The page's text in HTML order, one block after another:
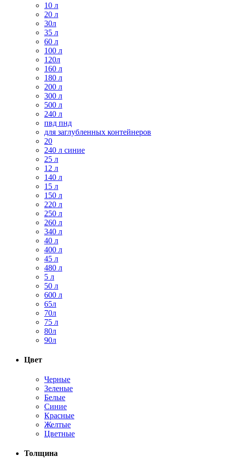
10 л
20 л
30л
35 л
60 л
100 л
120л
160 л
180 л
200 л
300 л
500 л
240 л
пвд пнд
для заглубленных контейнеров
20
240 л синие
25 л
12 л
140 л
15 л
150 л
220 л
250 л
260 л
340 л
40 л
400 л
45 л
480 л
5 л
50 л
600 л
65л
70л
75 л
80л
90л
Цвет
Черные
Зеленые
Белые
Синие
Красные
Желтые
Цветные
Толщина